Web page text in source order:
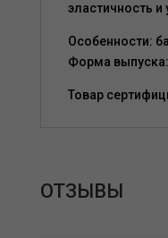
эластичность и
Особенности:
Форма
Товар
ОТЗЫВЫ